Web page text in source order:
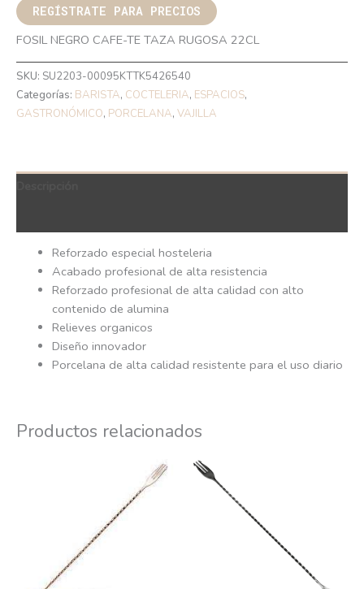
REGÍSTRATE PARA PRECIOS
FOSIL NEGRO CAFE-TE TAZA RUGOSA 22CL
SKU: SU2203-00095KTTK5426540
Categorías: BARISTA, COCTELERIA, ESPACIOS,
GASTRONÓMICO, PORCELANA, VAJILLA
Reforzado especial hosteleria
Acabado profesional de alta resistencia
Reforzado profesional de alta calidad con alto
contenido de alumina
Relieves organicos
Diseño innovador
Porcelana de alta calidad resistente para el uso diario
Productos relacionados